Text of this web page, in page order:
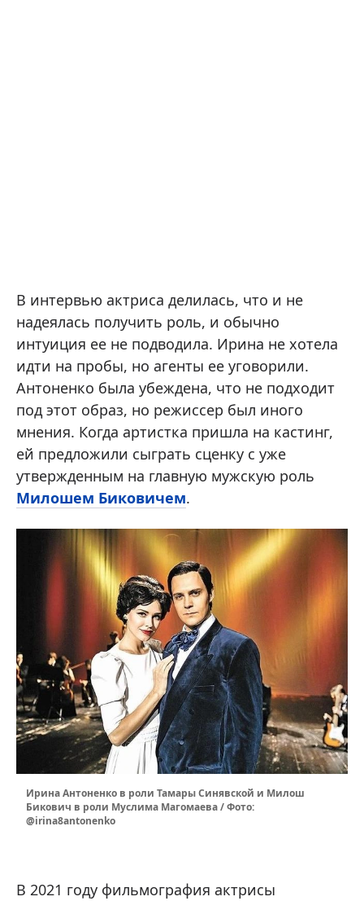
В интервью актриса делилась, что и не
надеялась получить роль, и обычно
интуиция ее не подводила. Ирина не хотела
идти на пробы, но агенты ее уговорили.
Антоненко была убеждена, что не подходит
под этот образ, но режиссер был иного
мнения. Когда артистка пришла на кастинг,
ей предложили сыграть сценку с уже
утвержденным на главную мужскую роль
Милошем Биковичем.
Ирина Антоненко в роли Тамары Синявской и Милош
Бикович в роли Муслима Магомаева / Фото:
@irina8antonenko
В 2021 году фильмография актрисы